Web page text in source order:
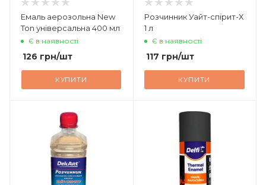
Емаль аерозольна New
Ton універсальна 400 мл
Є в наявності
126 грн/шт
КУПИТИ
Розчинник Уайт-спірит-Х
1 л
Є в наявності
117 грн/шт
КУПИТИ